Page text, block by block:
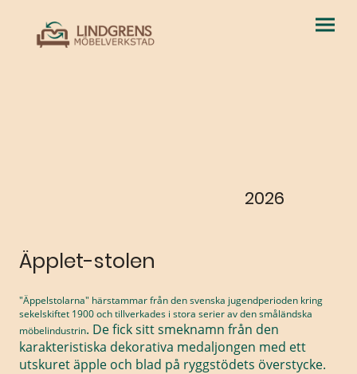
2026
Äpplet-stolen
"Äppelstolarna" härstammar från den svenska jugendperioden kring
sekelskiftet 1900 och tillverkades i stora serier av den småländska
möbelindustrin. De fick sitt smeknamn från den
karakteristiska dekorativa medaljongen med ett
utskuret äpple och blad på ryggstödets överstycke.